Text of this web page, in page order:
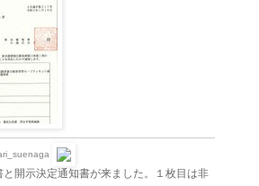
開示決定通知書が来ました。１枚目は非